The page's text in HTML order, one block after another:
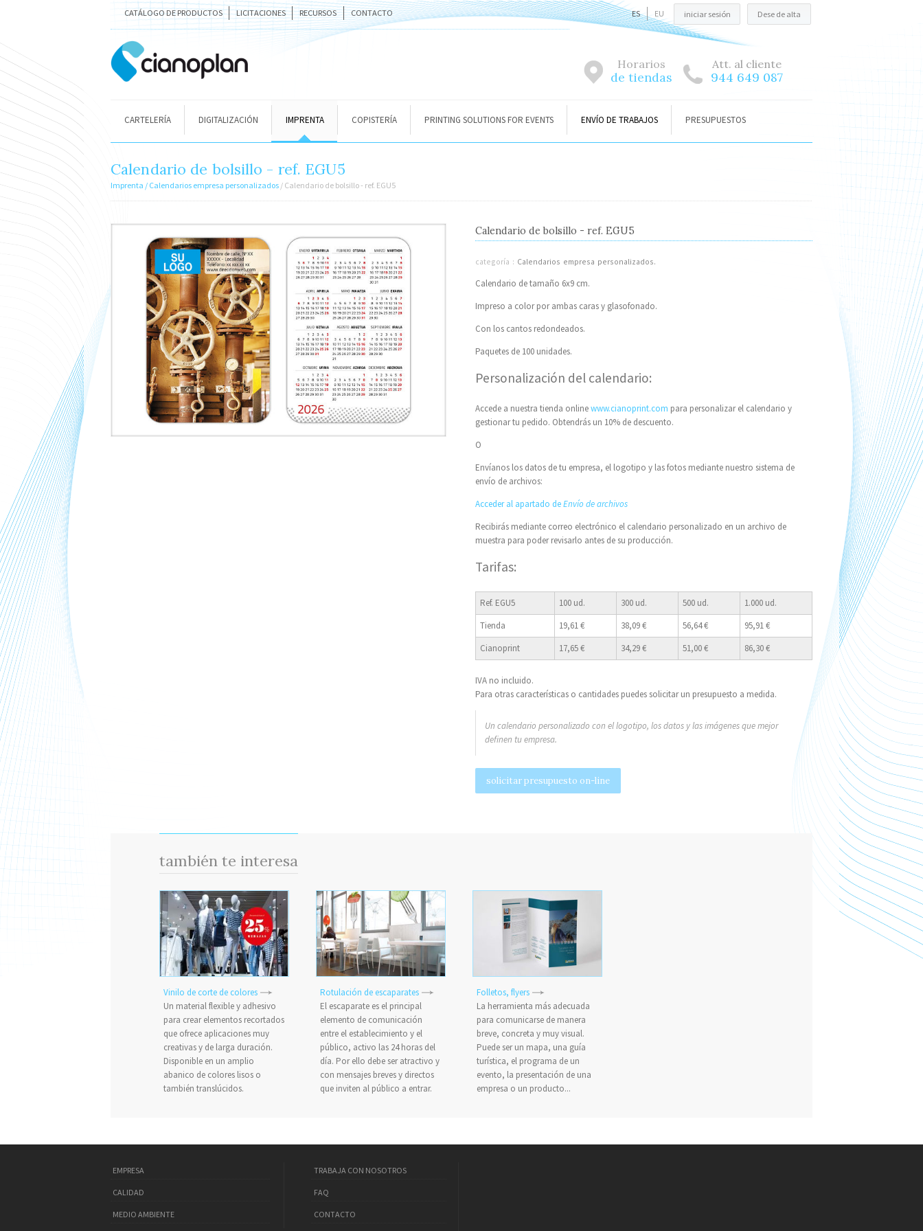
CATÁLOGO DE PRODUCTOS LICITACIONES RECURSOS CONTACTO iniciar sesión Dese de alta
ES EU
Horarios
de tiendas
Att. al cliente
944 649 087
CARTELERÍA DIGITALIZACIÓN IMPRENTA COPISTERÍA PRINTING SOLUTIONS FOR EVENTS ENVÍO DE TRABAJOS PRESUPUESTOS
Calendario de bolsillo - ref. EGU5
Imprenta / Calendarios empresa personalizados / Calendario de bolsillo - ref. EGU5
Calendario de bolsillo - ref. EGU5
categoría : Calendarios empresa personalizados.
Calendario de tamaño 6x9 cm.
Impreso a color por ambas caras y glasofonado.
Con los cantos redondeados.
Paquetes de 100 unidades.
Personalización del calendario:
Accede a nuestra tienda onlinewww.cianoprint.com para personalizar el calendario y
gestionar tu pedido. Obtendrás un 10% de descuento.
O
Envíanos los datos de tu empresa, el logotipo y las fotos mediante nuestro sistema de
envío de archivos:
Acceder al apartado deEnvío de archivos
Recibirás mediante correo electrónico el calendario personalizado en un archivo de
muestra para poder revisarlo antes de su producción.
Tarifas:
Ref. EGU5 100 ud. 300 ud. 500 ud.
1.000 ud.
Tienda
19,61 € 38,09 € 56,64 €
95,91 €
Cianoprint
17,65 € 34,29 € 51,00 € 86,30 €
IVA no incluido.
Para otras características o cantidades puedes solicitar un presupuesto a medida.
Un calendario personalizado con el logotipo, los datos y las imágenes que mejor
definen tu empresa.
solicitar presupuesto on-line
también te interesa
Vinilo de corte de colores
Un material flexible y adhesivo
para crear elementos recortados
que ofrece aplicaciones muy
creativas y de larga duración.
Disponible en un amplio
abanico de colores lisos o
también translúcidos.
Rotulación de escaparates
El escaparate es el principal
elemento de comunicación
entre el establecimiento y el
público, activo las 24 horas del
día. Por ello debe ser atractivo y
con mensajes breves y directos
que inviten al público a entrar.
Folletos, flyers
La herramienta más adecuada
para comunicarse de manera
breve, concreta y muy visual.
Puede ser un mapa, una guía
turística, el programa de un
evento, la presentación de una
empresa o un producto...
EMPRESA
CALIDAD
MEDIO AMBIENTE
TRABAJA CON NOSOTROS
FAQ
CONTACTO